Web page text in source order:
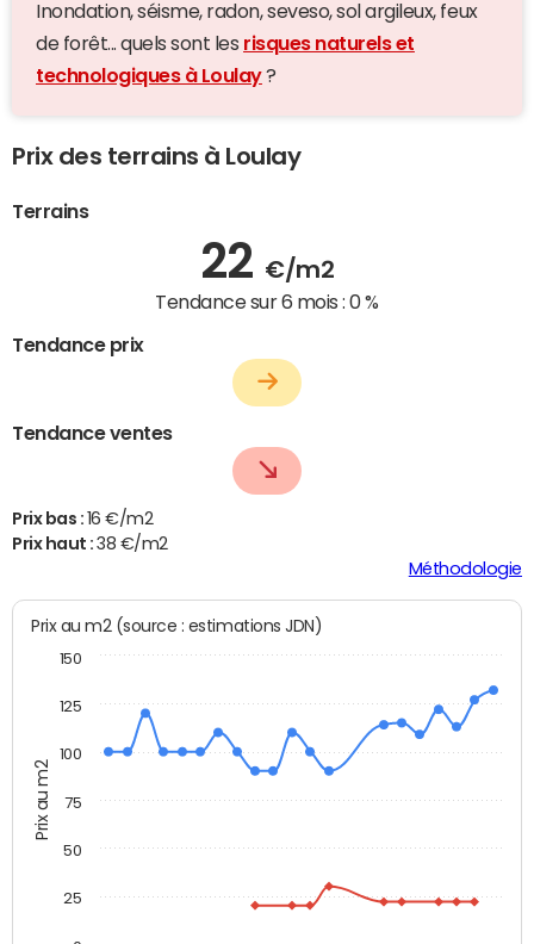
Inondation, séisme, radon, seveso, sol argileux, feux
de forêt... quels sont les risques naturels et
technologiques à Loulay?
Prix des terrains à Loulay
Terrains
22 €/m2
Tendance sur 6 mois :0 %
Tendance prix
Tendance ventes
Prix bas : 16 €/m2
Prix haut :38 €/m2
Méthodologie
Prix au m2
Prix au m2 (source : estimations JDN)
25
50
75
100
125
150